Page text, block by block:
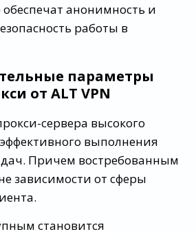
анонимность и
работы в
параметры
от ALT VPN
сервера высокого
эффективного выполнения
Причем востребованным
зависимости от сферы
становится